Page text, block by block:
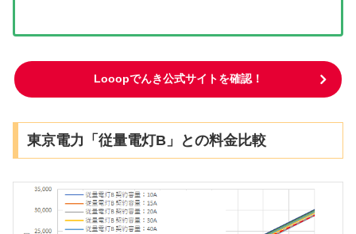
Looopでんき公式サイトを確認！
東京電力「従量電灯B」との料金比較